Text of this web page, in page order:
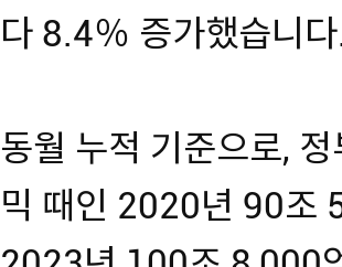
다 8.4％ 증가했습니
동월 누적 기준으로,
믹 때인 2020년 90조